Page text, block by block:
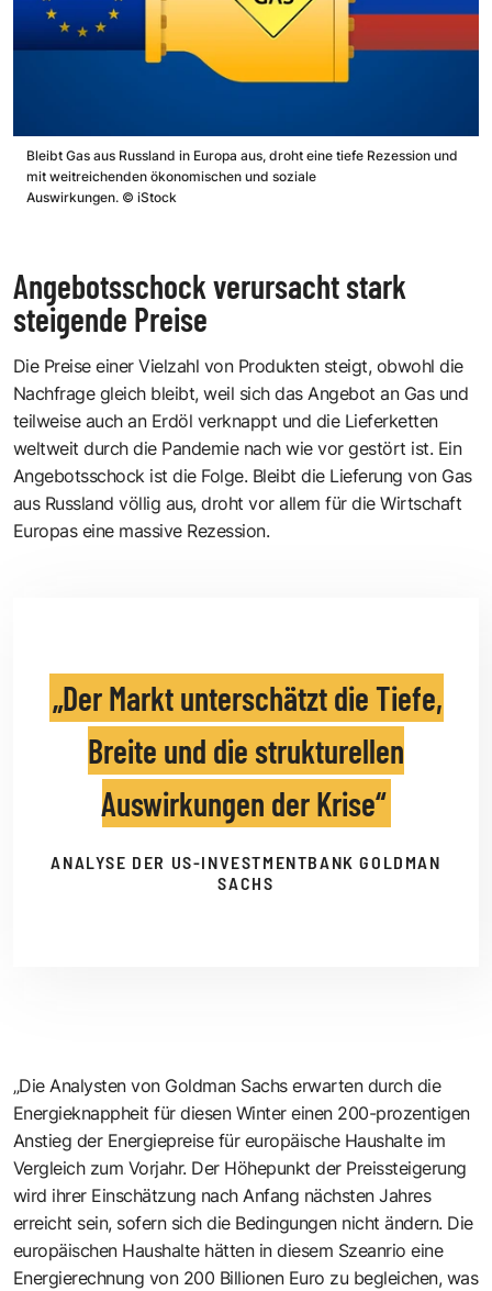
Bleibt Gas aus Russland in Europa aus, droht eine tiefe Rezession und
mit weitreichenden ökonomischen und soziale
Auswirkungen. © iStock
Angebotsschock verursacht stark
steigende Preise
Die Preise einer Vielzahl von Produkten steigt, obwohl die
Nachfrage gleich bleibt, weil sich das Angebot an Gas und
teilweise auch an Erdöl verknappt und die Lieferketten
weltweit durch die Pandemie nach wie vor gestört ist. Ein
Angebotsschock ist die Folge. Bleibt die Lieferung von Gas
aus Russland völlig aus, droht vor allem für die Wirtschaft
Europas eine massive Rezession.
Der Markt unterschätzt die Tiefe,
Breite und die strukturellen
Auswirkungen der Krise
ANALYSE DER US-INVESTMENTBANK GOLDMAN
SACHS
„Die Analysten von Goldman Sachs erwarten durch die
Energieknappheit für diesen Winter einen 200-prozentigen
Anstieg der Energiepreise für europäische Haushalte im
Vergleich zum Vorjahr. Der Höhepunkt der Preissteigerung
wird ihrer Einschätzung nach Anfang nächsten Jahres
erreicht sein, sofern sich die Bedingungen nicht ändern. Die
europäischen Haushalte hätten in diesem Szeanrio eine
Energierechnung von 200 Billionen Euro zu begleichen, was